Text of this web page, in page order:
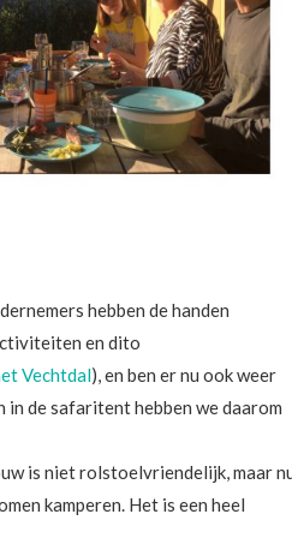
hebben de handen
en dito
Vechtdal), en ben er nu ook weer
de safaritent hebben we daarom
is niet rolstoelvriendelijk, maar
kamperen. Het is een heel